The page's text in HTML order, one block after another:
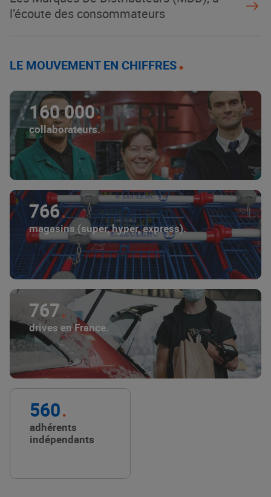
l’écoute des consommateurs
LE MOUVEMENT EN CHIFFRES
160 000
collaborateurs.
766
magasins (super, hyper, express).
767
drives en France.
560
adhérents
indépendants